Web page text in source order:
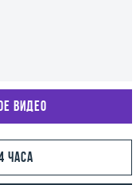
видео
часа